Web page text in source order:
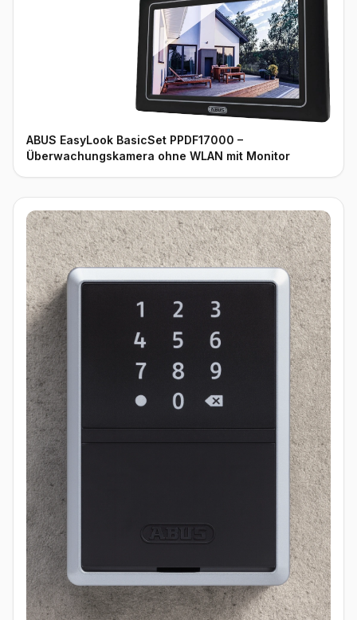
ABUS EasyLook BasicSet PPDF17000 –
Überwachungskamera ohne WLAN mit Monitor